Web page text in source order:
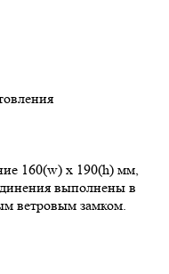
160(w) x 190(h) мм,
выполнены в
ветровым замком.